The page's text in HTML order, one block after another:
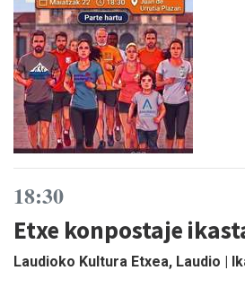
18:30
Etxe konpostaje
Laudioko Kultura Etxea, Laudio |